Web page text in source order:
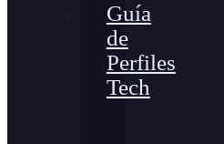
Guía
de
Perfiles
Tech